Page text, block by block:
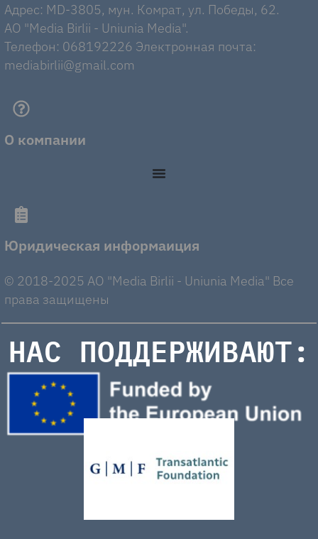
Адрес: MD-3805, мун. Комрат, ул. Победы, 62.
AO "Media Birlii - Uniunia Media".
Телефон: 068192226 Электронная почта:
mediabirlii@gmail.com
О компании
Юридическая информаиция
© 2018-2025 AO "Media Birlii - Uniunia Media" Все
права защищены
НАС ПОДДЕРЖИВАЮТ: